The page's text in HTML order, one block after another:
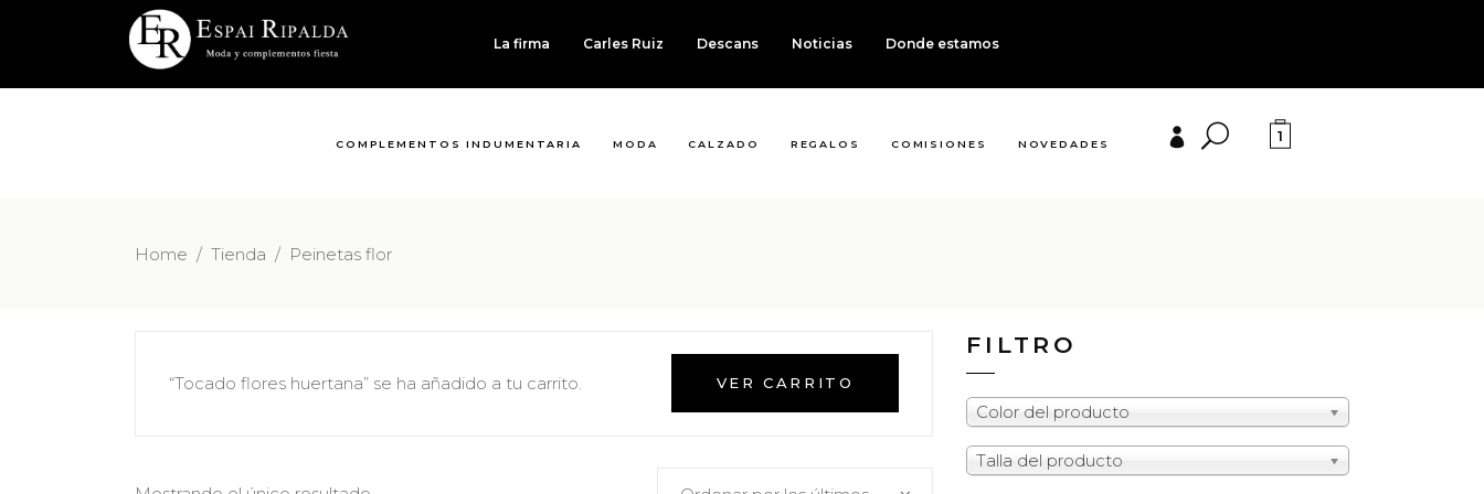
La firma Carles Ruiz Descans Noticias Donde estamos
COMPLEMENTOS INDUMENTARIA MODA CALZADO REGALOS COMISIONES NOVEDADES 1
Home / Tienda / Peinetas flor
VER CARRITO
“Tocado flores huertana” se ha añadido a tu carrito.
FILTRO
Color del producto
Talla del producto